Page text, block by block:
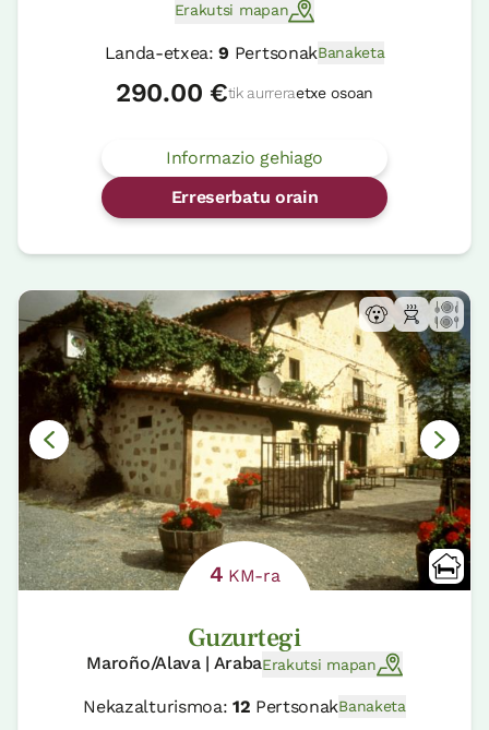
Erakutsi mapan
Landa-etxea:9 PertsonakBanaketa
290.00 €tik aurreraetxe osoan
Informazio gehiago
Erreserbatu orain
4 KM-ra
Guzurtegi
Maroño/Alava | ArabaErakutsi mapan
Nekazalturismoa: 12 PertsonakBanaketa